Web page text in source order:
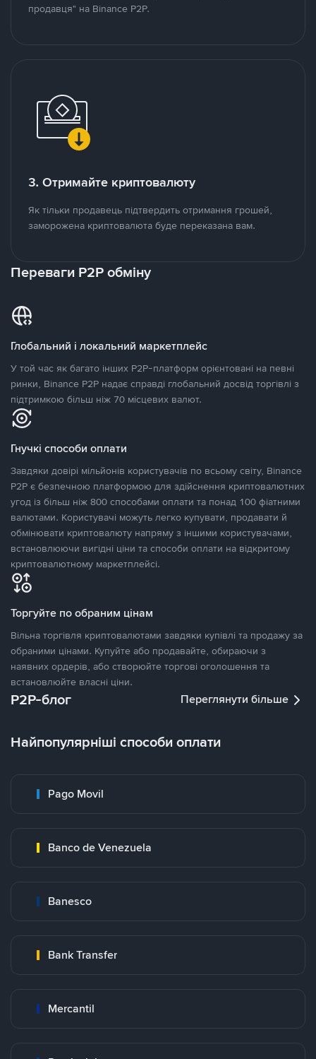
продавця" на Binance P2P.
3. Отримайте криптовалюту
Як тільки продавець підтвердить отримання грошей,
заморожена криптовалюта буде переказана вам.
Переваги P2P обміну
Глобальний і локальний маркетплейс
У той час як багато інших P2P-платформ орієнтовані на певні
ринки, Binance P2P надає справді глобальний досвід торгівлі з
підтримкою більш ніж 70 місцевих валют.
Гнучкі способи оплати
Завдяки довірі мільйонів користувачів по всьому світу, Binance
P2P є безпечною платформою для здійснення криптовалютних
угод із більш ніж 800 способами оплати та понад 100 фіатними
валютами. Користувачі можуть легко купувати, продавати й
обмінювати криптовалюту напряму з іншими користувачами,
встановлюючи вигідні ціни та способи оплати на відкритому
криптовалютному маркетплейсі.
Торгуйте по обраним цінам
Вільна торгівля криптовалютами завдяки купівлі та продажу за
обраними цінами. Купуйте або продавайте, обираючи з
наявних ордерів, або створюйте торгові оголошення та
встановлюйте власні ціни.
P2P-блог Переглянути більше
Найпопулярніші способи оплати
Pago Movil
Banco de Venezuela
Banesco
Bank Transfer
Mercantil